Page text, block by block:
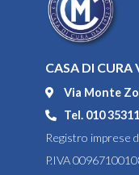
CASA DI
Via Monte
Tel. 010 35311
Registro imprese
P.IVA